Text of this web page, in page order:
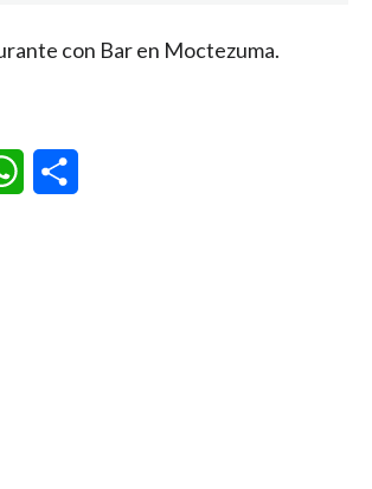
con Bar en Moctezuma.
WhatsApp